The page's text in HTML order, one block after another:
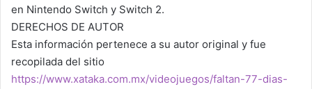
en Nintendo Switch y Switch 2.
DERECHOS DE AUTOR
Esta información pertenece a su autor original y fue
recopilada del sitio
https://www.xataka.com.mx/videojuegos/faltan-77-dias-